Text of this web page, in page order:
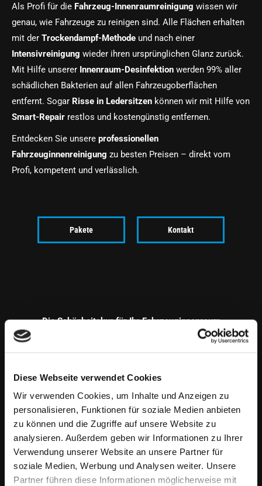
Diese Webseite verwendet Cookies
Wir verwenden Cookies, um Inhalte und Anzeigen zu
personalisieren, Funktionen für soziale Medien anbieten
zu können und die Zugriffe auf unsere Website zu
analysieren. Außerdem geben wir Informationen zu Ihrer
Verwendung unserer Website an unsere Partner für
soziale Medien, Werbung und Analysen weiter. Unsere
Partner führen diese Informationen möglicherweise mit
Als Profi für die Fahrzeug-Innenraumreinigung wissen wir
genau, wie Fahrzeuge zu reinigen sind. Alle Flächen erhalten
mit der Trockendampf-Methode und nach einer
Intensivreinigung wieder ihren ursprünglichen Glanz zurück.
Mit Hilfe unserer Innenraum-Desinfektion werden 99% aller
schädlichen Bakterien auf allen Fahrzeugoberflächen
entfernt. Sogar Risse in Ledersitzen können wir mit Hilfe von
Smart-Repair restlos und kostengünstig entfernen.
Entdecken Sie unsere professionellen
Fahrzeuginnenreinigung zu besten Preisen – direkt vom
Profi, kompetent und verlässlich.
Pakete Kontakt
Die Schönheitskur für Ihr Fahrzeuginnenraum